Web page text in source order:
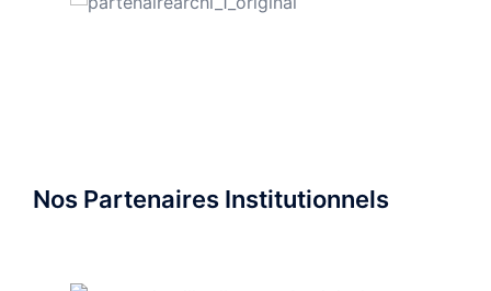
Nos Partenaires Institutionnels